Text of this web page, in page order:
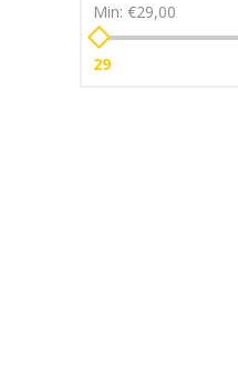
Min: €29,00
29